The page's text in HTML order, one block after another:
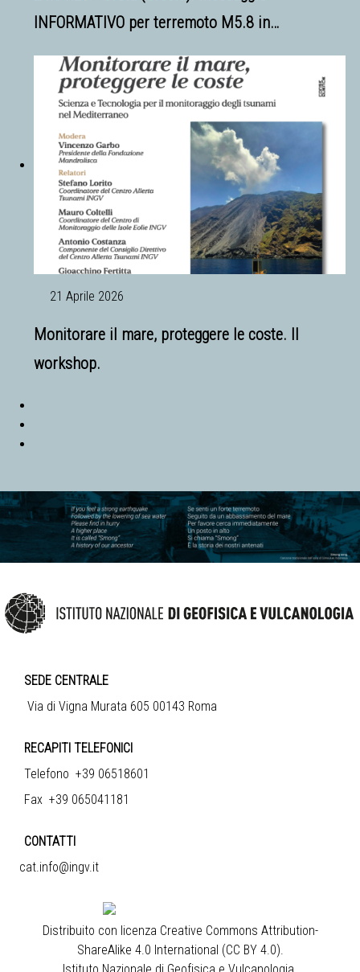
INFORMATIVO per terremoto M5.8 in…
21 Aprile 2026
Monitorare il mare, proteggere le coste. Il
workshop.
SEDE CENTRALE
Via di Vigna Murata 605 00143 Roma
RECAPITI TELEFONICI
Telefono +39 06518601
Fax +39 065041181
CONTATTI
cat.info@ingv.it
Distribuito con licenza Creative Commons Attribution-
ShareAlike 4.0 International (CC BY 4.0)
Istituto Nazionale di Geofisica e Vulcanologia